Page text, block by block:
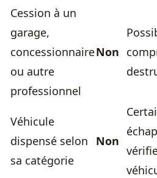
Cession à un
garage,
concessionnaire
ou autre
professionnel
Non
Véhicule
dispensé selon
sa catégorie
Non